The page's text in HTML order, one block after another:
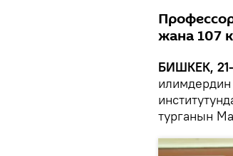
жана 107
БИШКЕК,
турганын